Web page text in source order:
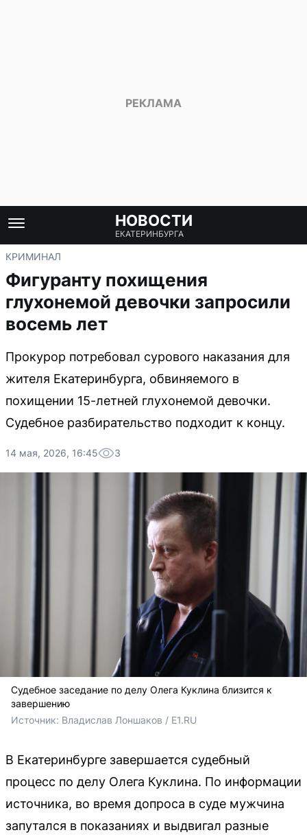
НОВОСТИ
ЕКАТЕРИНБУРГА
КРИМИНАЛ
Фигуранту похищения
глухонемой девочки запросили
восемь лет
Прокурор потребовал сурового наказания для
жителя Екатеринбурга, обвиняемого в
похищении 15-летней глухонемой девочки.
Судебное разбирательство подходит к концу.
14 мая, 2026, 16:45 3
Судебное заседание по делу Олега Куклина близится к
завершению
Источник: Владислав Лоншаков / E1.RU
В Екатеринбурге завершается судебный
процесс по делу Олега Куклина. По информации
источника, во время допроса в суде мужчина
запутался в показаниях и выдвигал разные